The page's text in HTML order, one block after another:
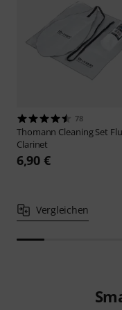
78
Thomann Cleaning Set
Clarinet
6,90 €
Vergleichen